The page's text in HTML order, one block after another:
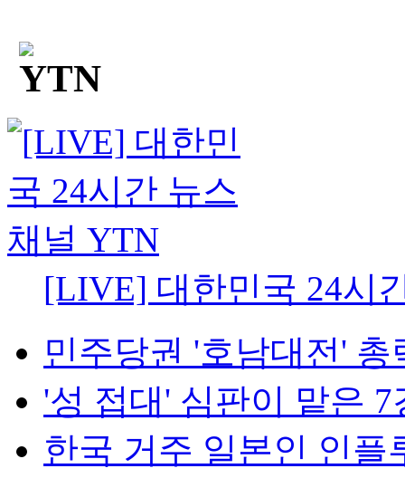
[LIVE] 대한민국 24시
민주당권 '호남대전' 총
'성 접대' 심판이 맡은 7
한국 거주 일본인 인플